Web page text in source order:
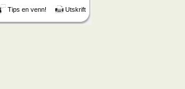
Tips en venn! Utskrift